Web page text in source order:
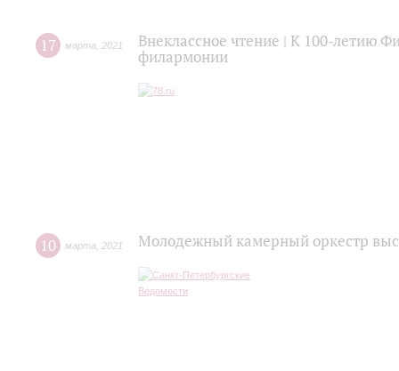
17 марта 2021
Внеклассное чтение | К 100-летию
филармонии
10 марта 2021 Молодежный камерный оркестр